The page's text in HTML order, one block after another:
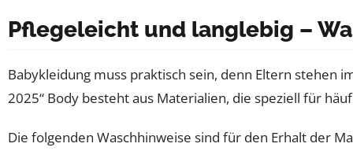
Pflegeleicht und langlebig –
Babykleidung muss praktisch sein, denn Eltern stehen
2025“ Body besteht aus Materialien, die speziell für
Die folgenden Waschhinweise sind für den Erhalt der